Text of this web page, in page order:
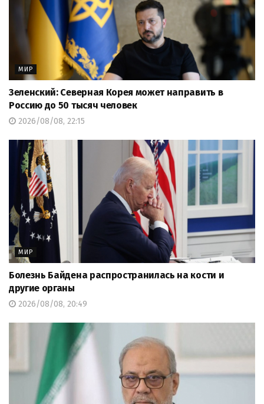
МИР
Зеленский: Северная Корея может направить в
Россию до 50 тысяч человек
2026/08/08, 22:15
МИР
Болезнь Байдена распространилась на кости и
другие органы
2026/08/08, 20:49